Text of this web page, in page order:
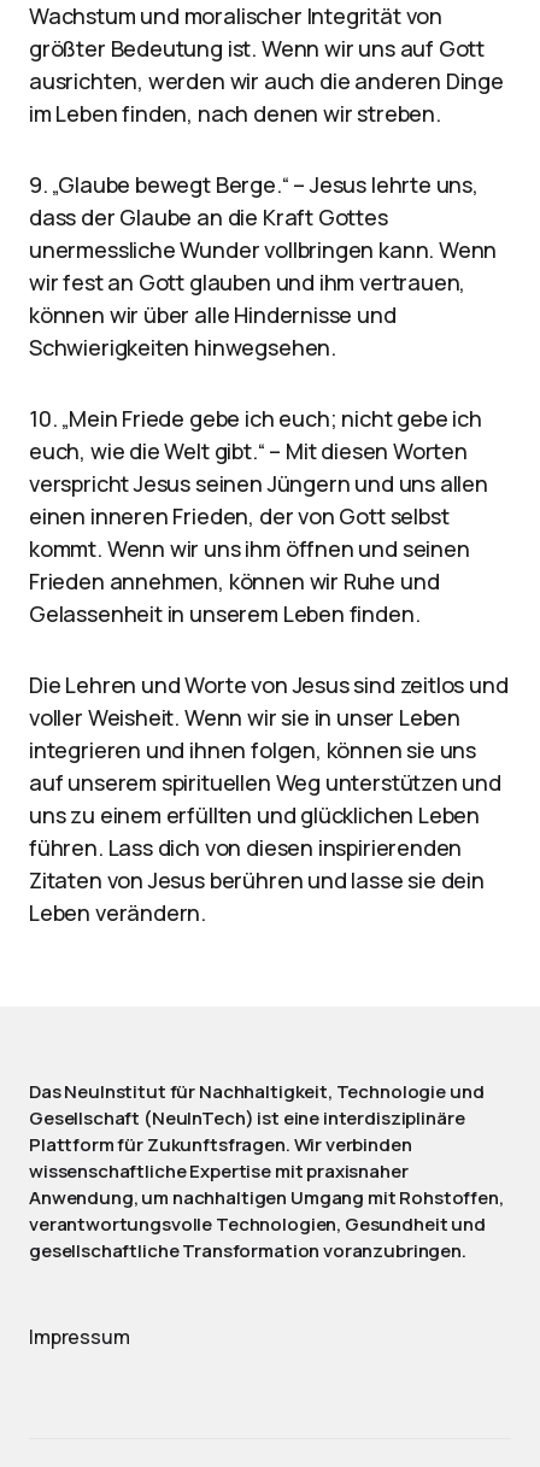
Wachstum und moralischer Integrität von
größter Bedeutung ist. Wenn wir uns auf Gott
ausrichten, werden wir auch die anderen Dinge
im Leben finden, nach denen wir streben.
9. „Glaube bewegt Berge.“ – Jesus lehrte uns,
dass der Glaube an die Kraft Gottes
unermessliche Wunder vollbringen kann. Wenn
wir fest an Gott glauben und ihm vertrauen,
können wir über alle Hindernisse und
Schwierigkeiten hinwegsehen.
10. „Mein Friede gebe ich euch; nicht gebe ich
euch, wie die Welt gibt.“ – Mit diesen Worten
verspricht Jesus seinen Jüngern und uns allen
einen inneren Frieden, der von Gott selbst
kommt. Wenn wir uns ihm öffnen und seinen
Frieden annehmen, können wir Ruhe und
Gelassenheit in unserem Leben finden.
Die Lehren und Worte von Jesus sind zeitlos und
voller Weisheit. Wenn wir sie in unser Leben
integrieren und ihnen folgen, können sie uns
auf unserem spirituellen Weg unterstützen und
uns zu einem erfüllten und glücklichen Leben
führen. Lass dich von diesen inspirierenden
Zitaten von Jesus berühren und lasse sie dein
Leben verändern.
Das NeuInstitut für Nachhaltigkeit, Technologie und
Gesellschaft (NeuInTech) ist eine interdisziplinäre
Plattform für Zukunftsfragen. Wir verbinden
wissenschaftliche Expertise mit praxisnaher
Anwendung, um nachhaltigen Umgang mit Rohstoffen,
verantwortungsvolle Technologien, Gesundheit und
gesellschaftliche Transformation voranzubringen.
Impressum